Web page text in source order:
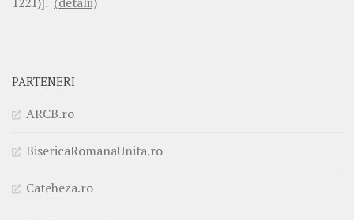
PARTENERI
ARCB.ro
BisericaRomanaUnita.ro
Cateheza.ro